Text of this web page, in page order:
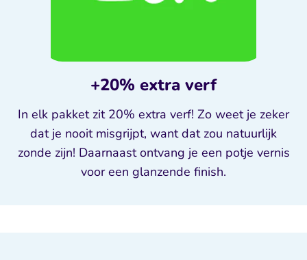
+20% extra verf
In elk pakket zit 20% extra verf! Zo weet je zeker
dat je nooit misgrijpt, want dat zou natuurlijk
zonde zijn! Daarnaast ontvang je een potje vernis
voor een glanzende finish.